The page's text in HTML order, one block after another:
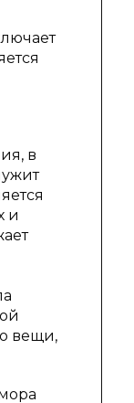
в
и
вещи,